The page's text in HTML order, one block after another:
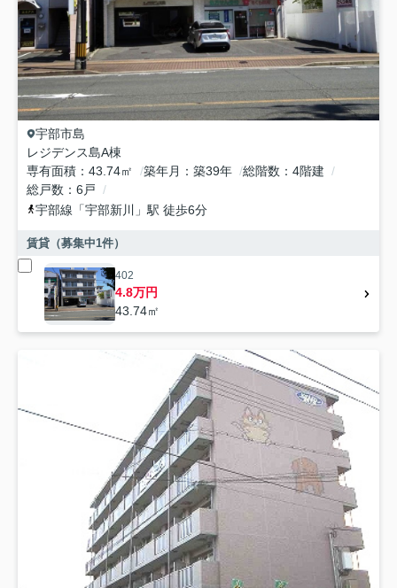
宇部市島
レジデンス島A棟
専有面積
43.74㎡ 築年月 築39年 総階数
4階建
総戸数
6戸
宇部線 「宇部新川 」駅 徒歩6分
賃貸（募集中1件）
402
4.8万円
43.74㎡